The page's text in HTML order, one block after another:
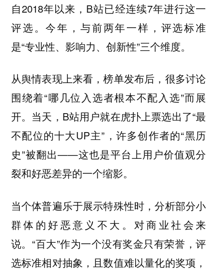
自2018年以来，B站已经连续7年进行这一
评选。今年，与前两年一样，评选标准
是“专业性、影响力、创新性”三个维度。
从舆情表现上来看，榜单发布后，很多讨论
围绕着“哪几位入选者根本不配入选”而展
开。当天，B站用户就在虎扑上票选出了“最
不配位的十大UP主”，许多创作者的“黑历
史”被翻出——这也是平台上用户价值观分
裂和好恶差异的一个缩影。
当个体普遍乐于展示特殊性时，分析部分小
群体的好恶意义不大。对商业社会来
说。“百大”作为一个没有奖金只有荣誉，评
选标准相对抽象，且数值难以量化的奖项，